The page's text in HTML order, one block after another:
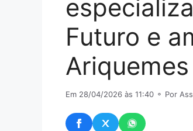
Futuro e
Ariquemes
Em 28/04/2026 às 11:40 ⚬ Por